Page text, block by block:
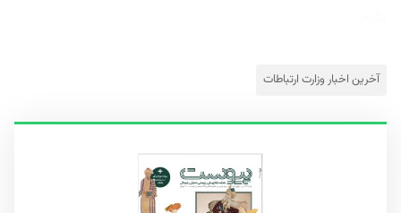
آخرین اخبار وزارت ارتباطات